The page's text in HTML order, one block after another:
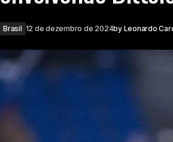
Brasil 12 de dezembro de 2024by Leonardo